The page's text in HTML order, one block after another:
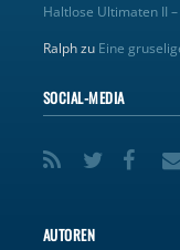
Haltlose Ultimaten II
Ralphzu Eine
SOCIAL-MEDIA
AUTOREN